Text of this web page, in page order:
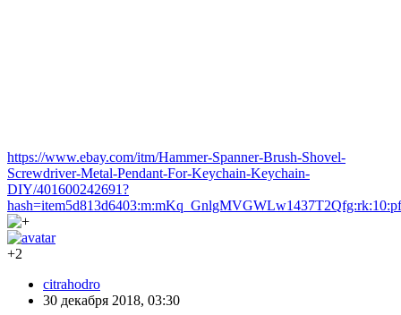
https://www.ebay.com/itm/Hammer-Spanner-Brush-Shovel-
Screwdriver-Metal-Pendant-For-Keychain-Keychain-
DIY/401600242691?
+2
citrahodro
30 декабря 2018, 03:30